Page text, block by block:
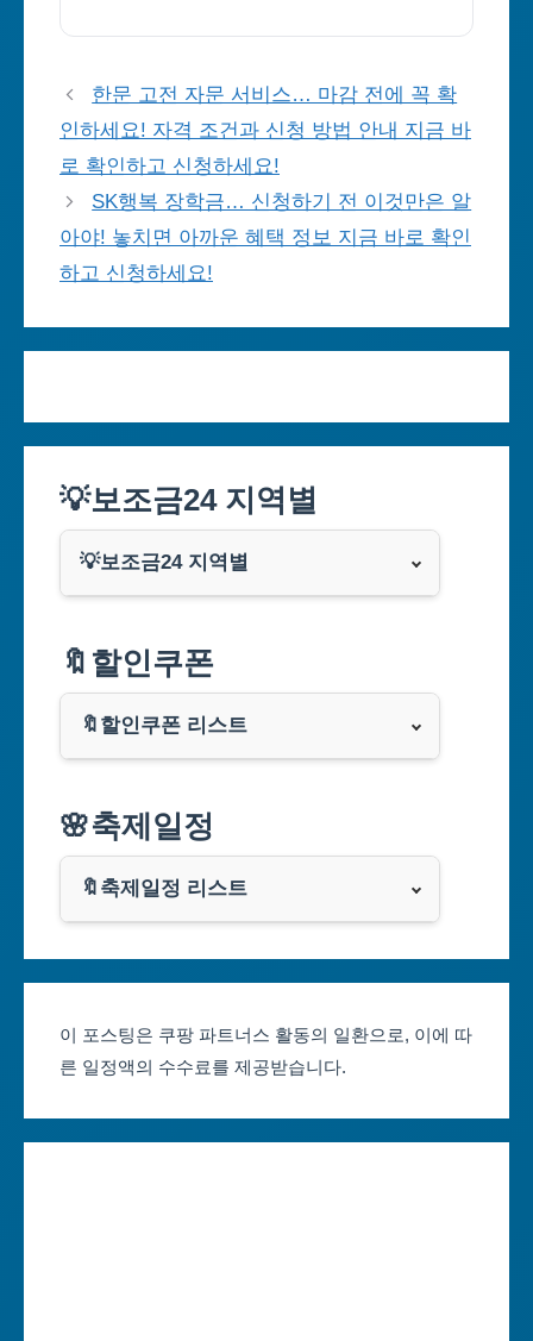
한문 고전 자문 서비스… 마감 전에 꼭 확
인하세요! 자격 조건과 신청 방법 안내 지금 바
로 확인하고 신청하세요!
SK행복 장학금… 신청하기 전 이것만은 알
아야! 놓치면 아까운 혜택 정보 지금 바로 확인
하고 신청하세요!
💡보조금24 지역별
💡보조금24 지역별
부산광역시
대구광역시
인천광역시
광주광역시
대전광역시
🔖할인쿠폰
🔖할인쿠폰 리스트
쿠팡
클룩
🌸축제일정
🔖축제일정 리스트
대구축제 일정
인천축제 일정
이 포스팅은 쿠팡 파트너스 활동의 일환으로, 이에 따
른 일정액의 수수료를 제공받습니다.